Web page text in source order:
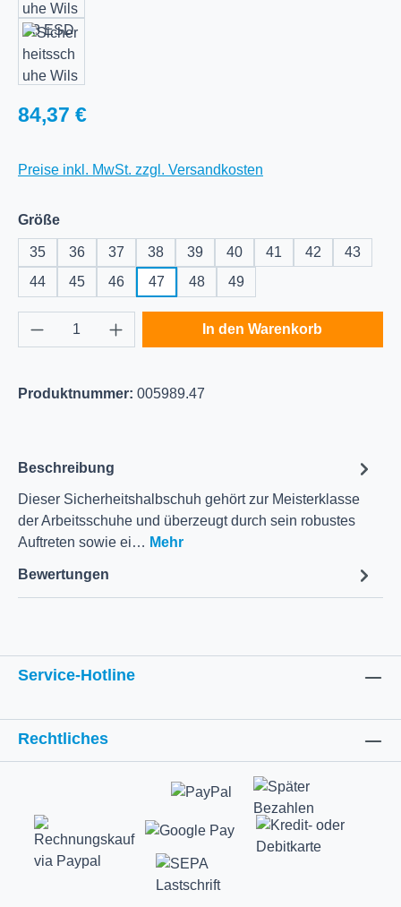
Regulärer Preis:
84,37 €
Preise inkl. MwSt. zzgl. Versandkosten
Größeauswählen
35 36 37 38 39 40 41 42
43
44
45 46 47 48 49
Produkt Anzahl: Gib den gewünschten
In den Warenkorb
Produktnummer: 005989.47
Beschreibung
Dieser Sicherheitshalbschuh gehört zur Meisterklasse
der Arbeitsschuhe und überzeugt durch sein robustes
Auftreten sowie ei… Mehr
Bewertungen
Service-Hotline
Rechtliches